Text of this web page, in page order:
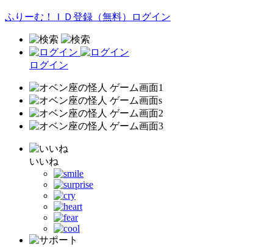
ふりーむ！ＩＤ登録（無料） ログイン
ログイン
いいね